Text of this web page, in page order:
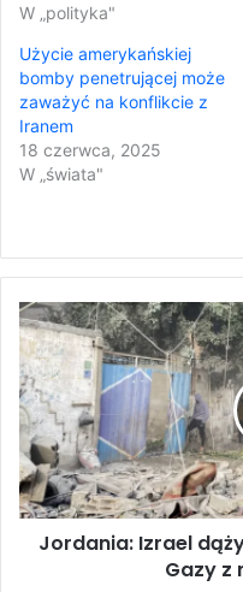
W „polityka"
Użycie amerykańskiej
bomby penetrującej może
zaważyć na konflikcie z
Iranem
18 czerwca, 2025
W „świata"
J
o
r
d
a
n
i
a
:
Jordania: Izrael
Gazy z